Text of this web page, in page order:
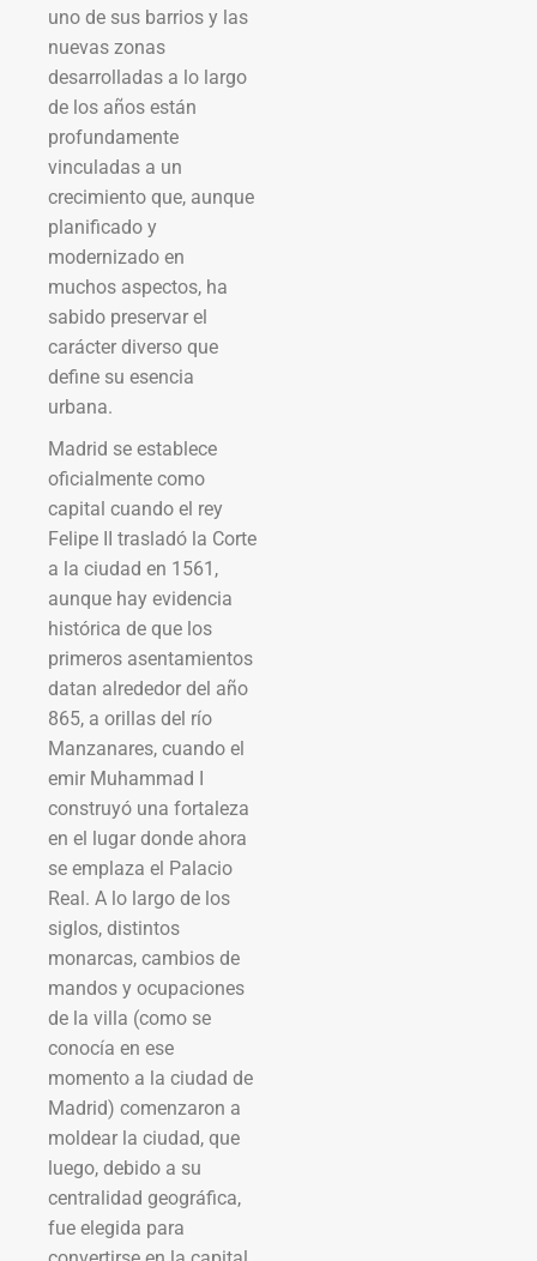
uno de sus barrios y las
nuevas zonas
desarrolladas a lo largo
de los años están
profundamente
vinculadas a un
crecimiento que, aunque
planificado y
modernizado en
muchos aspectos, ha
sabido preservar el
carácter diverso que
define su esencia
urbana.
Madrid se establece
oficialmente como
capital cuando el rey
Felipe II trasladó la Corte
a la ciudad en 1561,
aunque hay evidencia
histórica de que los
primeros asentamientos
datan alrededor del año
865, a orillas del río
Manzanares, cuando el
emir Muhammad I
construyó una fortaleza
en el lugar donde ahora
se emplaza el Palacio
Real. A lo largo de los
siglos, distintos
monarcas, cambios de
mandos y ocupaciones
de la villa (como se
conocía en ese
momento a la ciudad de
Madrid) comenzaron a
moldear la ciudad, que
luego, debido a su
centralidad geográfica,
fue elegida para